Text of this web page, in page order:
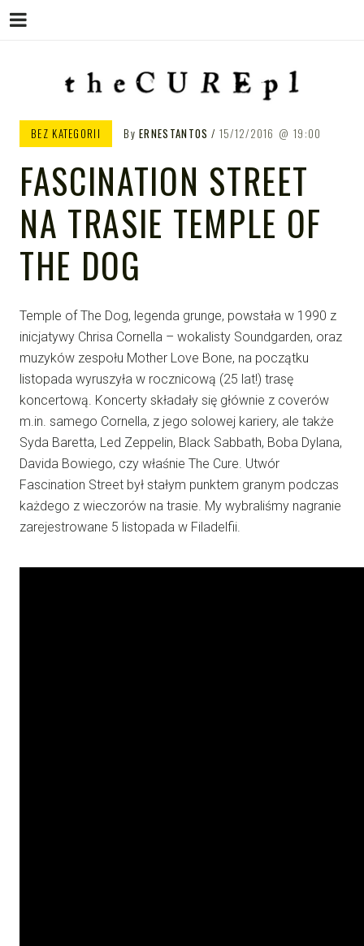
THE CURE PL – POLSKA
STRONA FANÓW ZESPOŁU THE
CURE
BEZ KATEGORII ByERNESTANTOS 15/12/2016 19:00
FASCINATION STREET
NA TRASIE TEMPLE OF
THE DOG
Temple of The Dog, legenda grunge, powstała w 1990 z
inicjatywy Chrisa Cornella – wokalisty Soundgarden, oraz
muzyków zespołu Mother Love Bone, na początku
listopada wyruszyła w rocznicową (25 lat!) trasę
koncertową. Koncerty składały się głównie z coverów
m.in. samego Cornella, z jego solowej kariery, ale także
Syda Baretta, Led Zeppelin, Black Sabbath, Boba Dylana,
Davida Bowiego, czy właśnie The Cure. Utwór
Fascination Street był stałym punktem granym podczas
każdego z wieczorów na trasie. My wybraliśmy nagranie
zarejestrowane 5 listopada w Filadelfii.
Menu